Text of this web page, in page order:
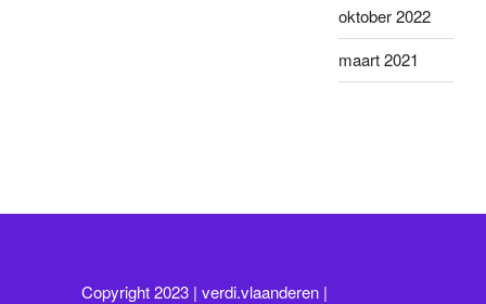
oktober 2022
maart 2021
Copyright 2023 | verdi.vlaanderen |